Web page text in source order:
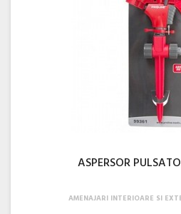
ASPERSOR
AMENAJARI INTERIOARE SI